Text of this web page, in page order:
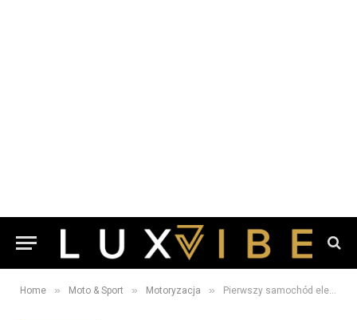
Home » Moto & Sport » Motoryzacja » Pierwszy samochód elektryczny Lamborghini z poślizgiem